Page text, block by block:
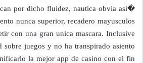
por dicho fluidez, nautica obvia asi�
nunca superior, recadero mayusculos
con una gran unica mascara. Inclusive
sobre juegos y no ha transpirado asiento
la mejor app de casino con el fin